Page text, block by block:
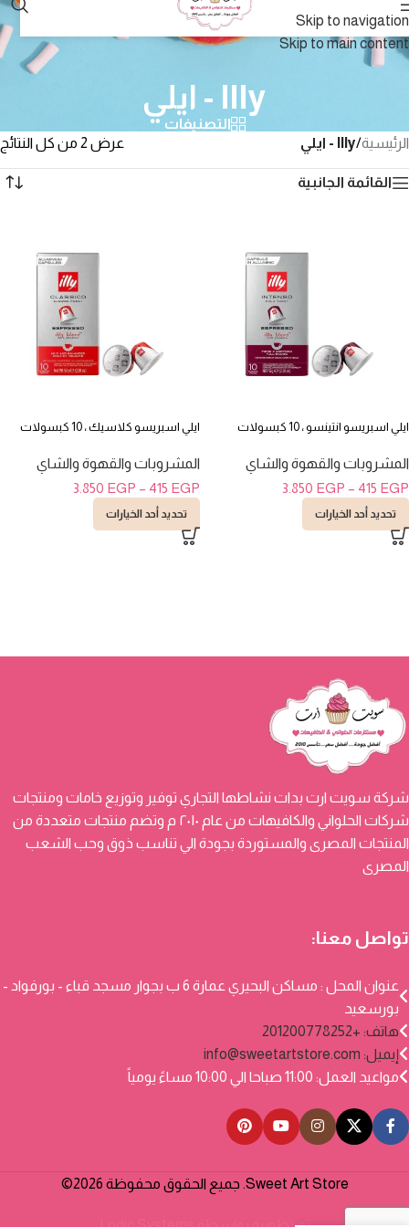
Skip to navigation
Skip to main content
Illy - ايلي
التصنيفات
الرئيسية/Illy - ايلي عرض ⁦2⁩ من كل النتائج
القائمة الجانبية
ايلي اسبريسو انتينسو ، 10 كبسولات
المشروبات والقهوة والشاي
415 EGP
–
3.850 EGP
تحديد أحد الخيارات
ايلي اسبريسو كلاسيك ، 10 كبسولات
المشروبات والقهوة والشاي
415 EGP
–
3.850 EGP
تحديد أحد الخيارات
شركة سويت ارت بدات نشاطها التجاري توفير وتوزيع خامات ومنتجات
شركات الحلواني والكافيهات من عام ٢٠١٠ م وتضم منتجات متعددة من
المنتجات المصرى والمستوردة بجودة الي تناسب ذوق وحب الشعب
المصرى
تواصل معنا:
عنوان المحل : مساكن البحيري عمارة 6 ب بجوار مسجد قباء - بورفواد -
بورسعيد
هاتف: +201200778252
إيميل: info@sweetartstore.com
مواعيد العمل: 11:00 صباحا الي 10:00 مساءً يومياً
Sweet Art Store. جميع الحقوق محفوظة 2026©